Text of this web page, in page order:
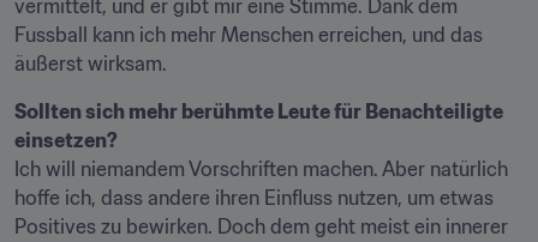
vermittelt, und er gibt mir eine Stimme. Dank dem
Fussball kann ich mehr Menschen erreichen, und das
äußerst wirksam.
Sollten sich mehr berühmte Leute für Benachteiligte
einsetzen?
Ich will niemandem Vorschriften machen. Aber natürlich
hoffe ich, dass andere ihren Einfluss nutzen, um etwas
Positives zu bewirken. Doch dem geht meist ein innerer